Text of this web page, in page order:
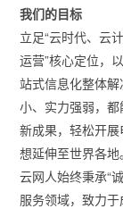
我们的目标
立足“云时代、云
运营”核心定位，
站式信息化整体
小、实力强弱，
新成果，轻松开
想延伸至世界各地。
云网人始终秉承“
服务领域，致力